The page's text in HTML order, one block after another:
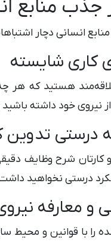
منابع
منابع انسانی دچار
کاری شایسته
هستید که هر چه
خود داشته باشید
درستی تدوین
کارتان شرح وظایف
درستی نخواهید
و معارفه
را با قوانین و محیط